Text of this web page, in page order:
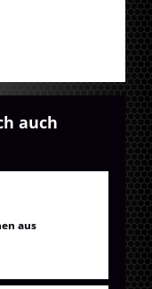
auch
aus